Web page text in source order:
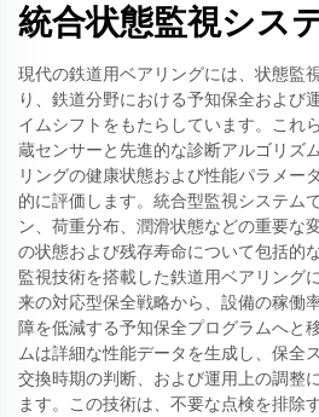
統合状態監視シス
現代の鉄道用ベアリングには、状態監
り、鉄道分野における予知保全および
イムシフトをもたらしています。これ
蔵センサーと先進的な診断アルゴリズ
リングの健康状態および性能パラメー
的に評価します。統合型監視システム
ン、荷重分布、潤滑状態などの重要な
の状態および残存寿命について包括的
監視技術を搭載した鉄道用ベアリング
来の対応型保全戦略から、設備の稼働
障を低減する予知保全プログラムへと
ムは詳細な性能データを生成し、保全
交換時期の判断、および運用上の調整
ます。この技術は、不要な点検を排除